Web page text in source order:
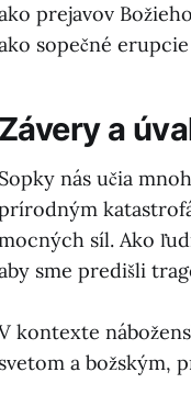
prejavov
sopečné
Závery a
Sopky nás učia
síl. Ako
sme predišli
kontexte
svetom a božským,